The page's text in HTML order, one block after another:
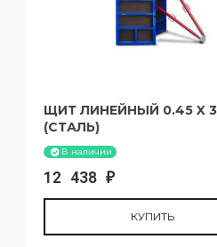
ЩИТ ЛИНЕЙНЫЙ 0.45 X
(СТАЛЬ)
В наличии
12 438 ₽
КУПИТЬ